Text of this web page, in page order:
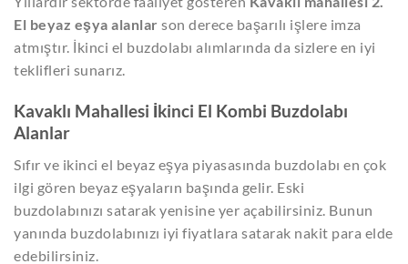
El beyaz eşya alanlar son derece başarılı işlere imza
atmıştır. İkinci el buzdolabı alımlarında da sizlere en iyi
teklifleri sunarız.
Kavaklı Mahallesi İkinci El Kombi Buzdolabı
Alanlar
Sıfır ve ikinci el beyaz eşya piyasasında buzdolabı en çok
ilgi gören beyaz eşyaların başında gelir. Eski
buzdolabınızı satarak yenisine yer açabilirsiniz. Bunun
yanında buzdolabınızı iyi fiyatlara satarak nakit para elde
edebilirsiniz.